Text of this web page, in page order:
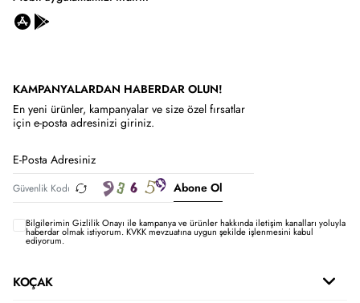
KAMPANYALARDAN HABERDAR OLUN!
En yeni ürünler, kampanyalar ve size özel fırsatlar
için e-posta adresinizi giriniz.
Abone Ol
Bilgilerimin Gizlilik Onayı ile kampanya ve ürünler hakkında iletişim kanalları yoluyla
haberdar olmak istiyorum.KVKK mevzuatına uygun şekilde işlenmesini kabul
ediyorum.
KOÇAK